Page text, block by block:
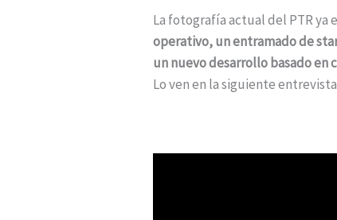
La fotografía actual del PTR ya
operativo, un entramado de
un nuevo desarrollo basado en
Lo ven en la siguiente